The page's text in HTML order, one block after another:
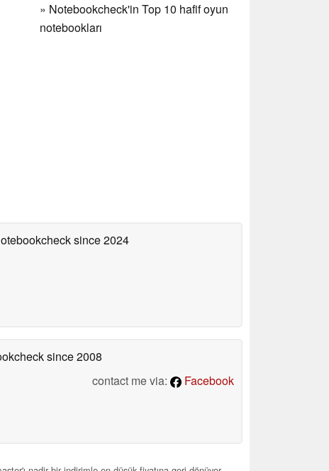
» Notebookcheck'in Top 10 hafif oyun
notebookları
since 2024
since 2008
contact me via:
Facebook